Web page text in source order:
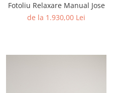
Fotoliu Relaxare Manual Jose
de la 1.930,00 Lei